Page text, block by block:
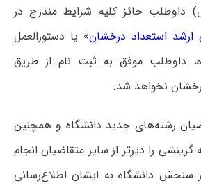
داوطلب حائز کلیه شرایط مندرج در
ارشد استعداد درخشان» یا دستورالعمل
داوطلب موفق به ثبت نام از طریق
نخواهد شد.
رشته‌های جدید دانشگاه و همچنین
را دیرتر از سایر متقاضیان انجام
سنجش دانشگاه به ایشان اطلاع‌رسانی